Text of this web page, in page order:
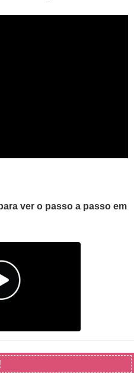
ver o passo a passo em